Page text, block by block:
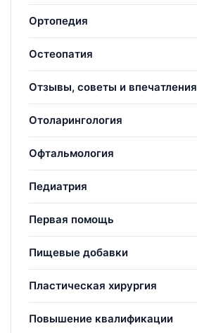
Ортопедия
Остеопатия
Отзывы, советы и впечатления
Отоларингология
Офтальмология
Педиатрия
Первая помощь
Пищевые добавки
Пластическая хирургия
Повышение квалификации